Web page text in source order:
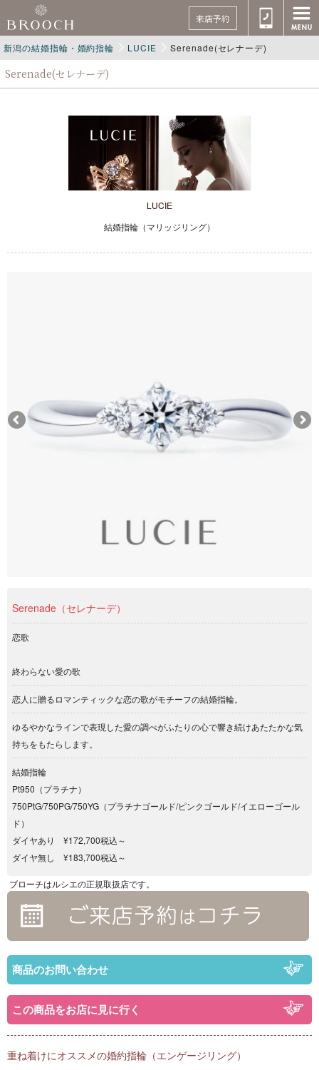
来店予約
新潟の結婚指輪・婚約指輪 LUCIE Serenade(セレナーデ)
Serenade(セレナーデ)
LUCIE
結婚指輪（マリッジリング）
Serenade（セレナーデ）
恋歌
終わらない愛の歌
恋人に贈るロマンティックな恋の歌がモチーフの結婚指輪。
ゆるやかなラインで表現した愛の調べがふたりの心で響き続けあたたかな気
持ちをもたらします。
結婚指輪
Pt950（プラチナ）
750PtG/750PG/750YG（プラチナゴールド/ピンクゴールド/イエローゴール
ド）
ダイヤあり ¥172,700税込～
ダイヤ無し ¥183,700税込～
ブローチはルシエの正規取扱店です。
商品のお問い合わせ
この商品をお店に見に行く
重ね着けにオススメの婚約指輪（エンゲージリング）